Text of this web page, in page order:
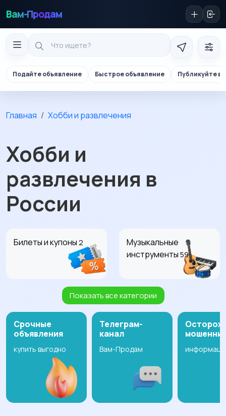
Вам-Продам
Подайте объявление Быстрое объявление Публикуйте в
Главная Хобби и развлечения
Хобби и
развлечения в
России
Билеты и купоны 2
Музыкальные
инструменты 59
Видеофильмы13 Книги и журналы
Коллекционирование
творчества
Показать все категории
Срочные
объявления
купить выгодно
Телеграм-
канал
Вам-Продам